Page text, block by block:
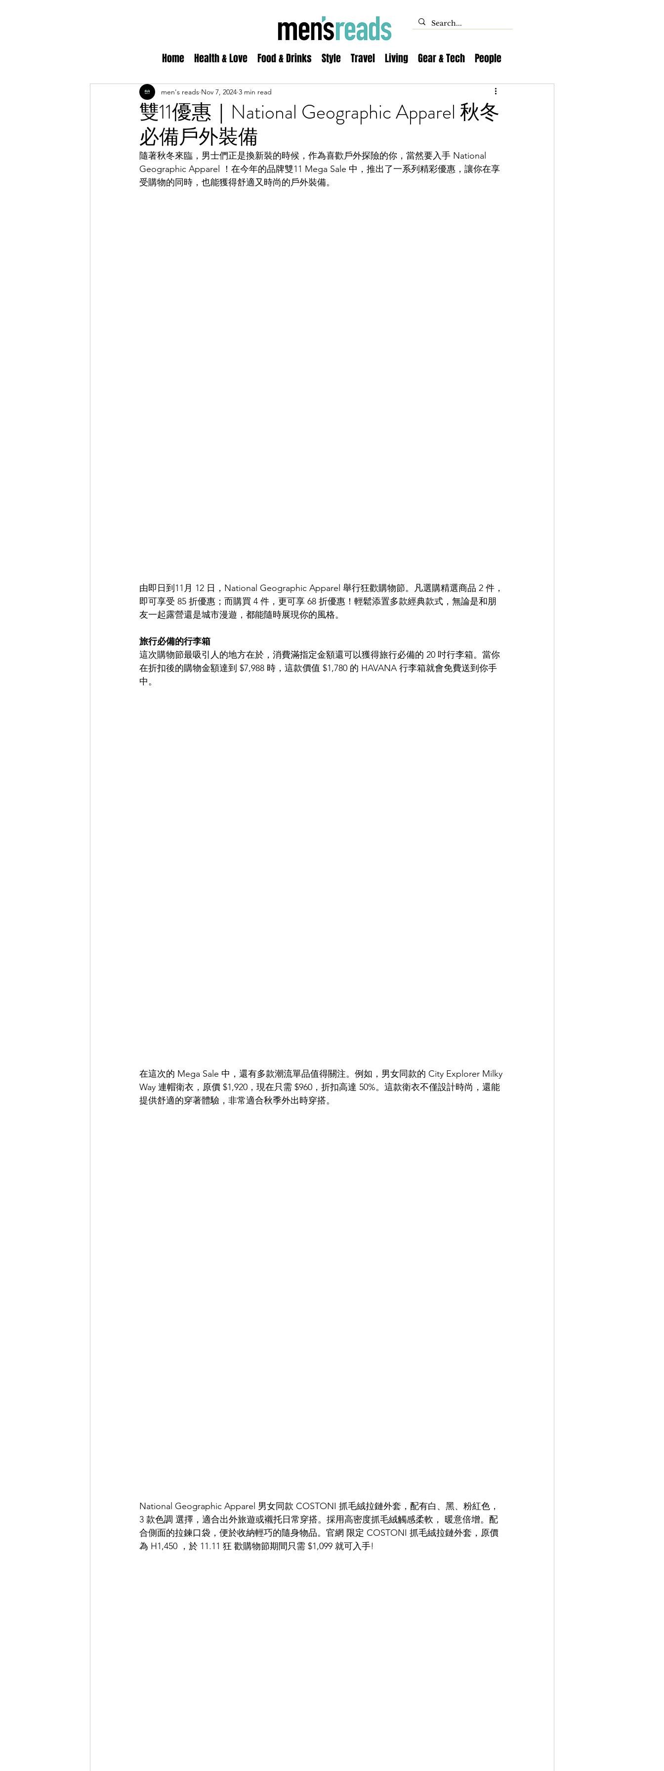
Home Health & Love Food & Drinks Style Travel Living Gear & Tech People
雙11優惠｜National Geographic Apparel 秋冬
必備戶外裝備
men's reads Nov 7, 2024 3 min read
隨著秋冬來臨，男士們正是換新裝的時候，作為喜歡戶外探險的你，當然要入手 National
Geographic Apparel ！在今年的品牌雙11 Mega Sale 中，推出了一系列精彩優惠，讓你在享
受購物的同時，也能獲得舒適又時尚的戶外裝備。
由即日到11月 12 日，National Geographic Apparel 舉行狂歡購物節。凡選購精選商品 2 件，
即可享受 85 折優惠；而購買 4 件，更可享 68 折優惠！輕鬆添置多款經典款式，無論是和朋
友一起露營還是城市漫遊，都能隨時展現你的風格。
旅行必備的行李箱
這次購物節最吸引人的地方在於，消費滿指定金額還可以獲得旅行必備的 20 吋行李箱。當你
在折扣後的購物金額達到 $7,988 時，這款價值 $1,780 的 HAVANA 行李箱就會免費送到你手
中。
在這次的 Mega Sale 中，還有多款潮流單品值得關注。例如，男女同款的 City Explorer Milky
Way 連帽衛衣，原價 $1,920，現在只需 $960，折扣高達 50%。這款衛衣不僅設計時尚，還能
提供舒適的穿著體驗，非常適合秋季外出時穿搭。
National Geographic Apparel 男女同款 COSTONI 抓毛絨拉鏈外套，配有白、黑、粉紅色，
3 款色調 選擇，適合出外旅遊或襯托日常穿搭。採用高密度抓毛絨觸感柔軟， 暖意倍增。配
合側面的拉鍊口袋，便於收納輕巧的隨身物品。官網 限定 COSTONI 抓毛絨拉鏈外套，原價
為 H1,450 ，於 11.11 狂 歡購物節期間只需 $1,099 就可入手!